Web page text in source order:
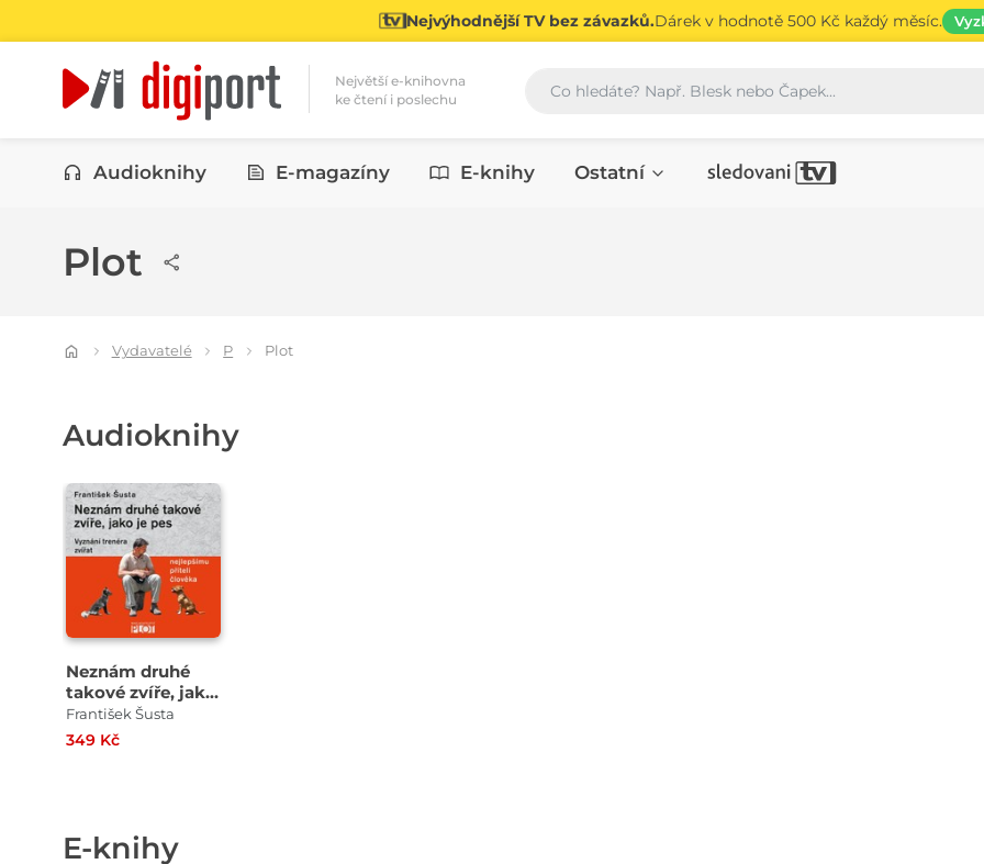
Nejvýhodnější TV bez závazků.Dárek v hodnotě 500 Kč každý měsíc.
Největší e-knihovna
ke čtení i poslechu
Vyhledávání
Kategorie
Audioknihy E-magazíny E-knihy Ostatní
Plot
Vydavatelé P Plot
Audioknihy
Neznám druhé
takové zvíře, jako
je pes
František Šusta
349 Kč
E-knihy